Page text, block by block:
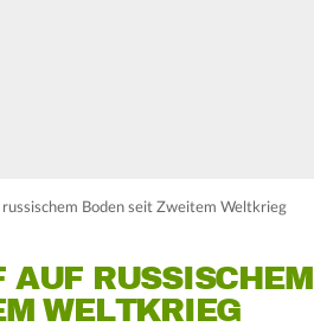
Boden seit Zweitem Weltkrieg
RUSSISCHEM B
WELTKRIEG